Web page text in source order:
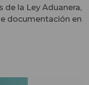
la Ley Aduanera,
documentación en